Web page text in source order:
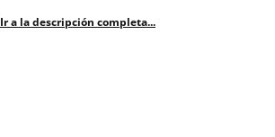
Ir a la descripción completa...